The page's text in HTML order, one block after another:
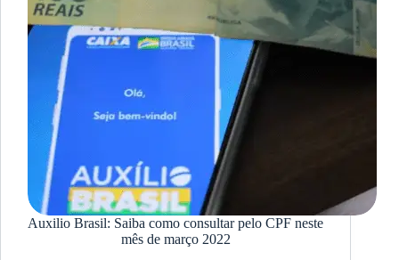
Auxilio Brasil: Saiba como consultar pelo CPF neste
mês de março 2022